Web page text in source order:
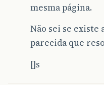
mesma página.
Não sei se existe
parecida que
[]s